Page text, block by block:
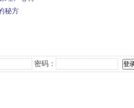
秘方
密码：